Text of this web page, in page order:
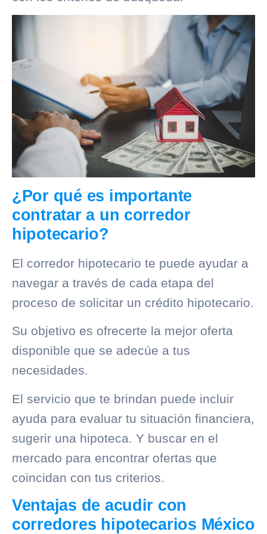
¿Por qué es importante
contratar a un corredor
hipotecario?
El corredor hipotecario te puede ayudar a
navegar a través de cada etapa del
proceso de solicitar un crédito hipotecario.
Su objetivo es ofrecerte la mejor oferta
disponible que se adecúe a tus
necesidades.
El servicio que te brindan puede incluir
ayuda para evaluar tu situación financiera,
sugerir una hipoteca. Y buscar en el
mercado para encontrar ofertas que
coincidan con tus criterios.
Ventajas de acudir con
corredores hipotecarios México